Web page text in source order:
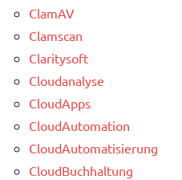
ClamAV
Clamscan
Claritysoft
Cloudanalyse
CloudApps
CloudAutomation
CloudAutomatisierung
CloudBuchhaltung